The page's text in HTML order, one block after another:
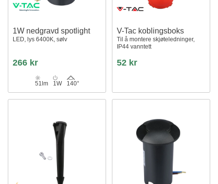
1W nedgravd spotlight
LED, lys 6400K, sølv
266 kr
51lm 1W 140°
V-Tac koblingsboks
Til å montere skjøteledninger,
IP44 vanntett
52 kr